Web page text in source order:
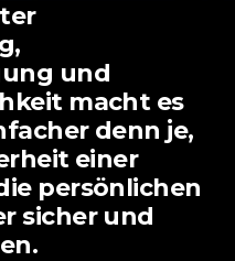
und
macht es
denn je,
einer
persönlichen
sicher und